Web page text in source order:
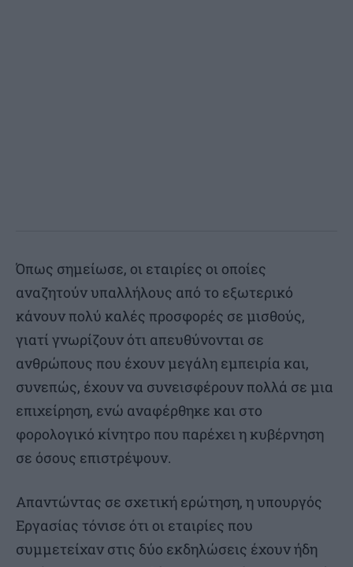
Όπως σημείωσε, οι εταιρίες οι οποίες
αναζητούν υπαλλήλους από το εξωτερικό
κάνουν πολύ καλές προσφορές σε μισθούς,
γιατί γνωρίζουν ότι απευθύνονται σε
ανθρώπους που έχουν μεγάλη εμπειρία και,
συνεπώς, έχουν να συνεισφέρουν πολλά σε μια
επιχείρηση, ενώ αναφέρθηκε και στο
φορολογικό κίνητρο που παρέχει η κυβέρνηση
σε όσους επιστρέψουν.
Απαντώντας σε σχετική ερώτηση, η υπουργός
Εργασίας τόνισε ότι οι εταιρίες που
συμμετείχαν στις δύο εκδηλώσεις έχουν ήδη